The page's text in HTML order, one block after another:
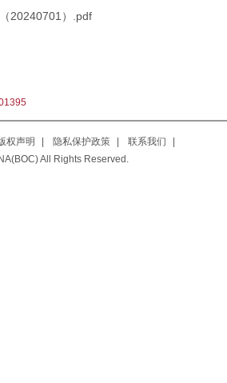
20240701）.pdf
权声明 隐私保护政策 联系我们
All Rights Reserved.